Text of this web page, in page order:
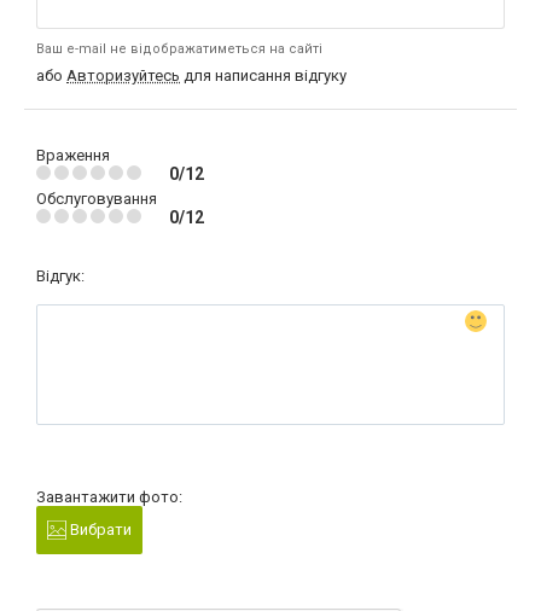
Ваш e-mail не відображатиметься на сайті
або Авторизуйтесь для написання відгуку
Враження
0/12
Обслуговування
0/12
Відгук:
Завантажити фото:
Вибрати